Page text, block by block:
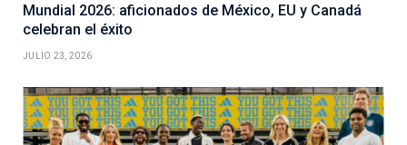
Mundial 2026: aficionados de México, EU y Canadá
celebran el éxito
JULIO 23, 2026